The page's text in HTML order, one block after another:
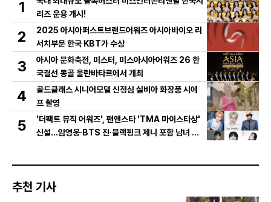
1
리즈 운용 개시!
2
2025 아시아퍼스트브랜드어워즈 아시아바이오 리
서치부문 한국 KBT가 수상
3
아시아 문화축전, 미스터, 미스아시아어워즈 26 한
국결선 몽골 울란바타르에서 개최
4
골드클래스 시니어모델 신정심 실비아 화장품 시에
프 촬영
5
'더팩트 뮤직 어워즈', 팬앤스타 'TMA 마이스타상'
신설...임영웅∙BTS 진∙블랙핑크 제니 포함 남녀 아
추천 기사